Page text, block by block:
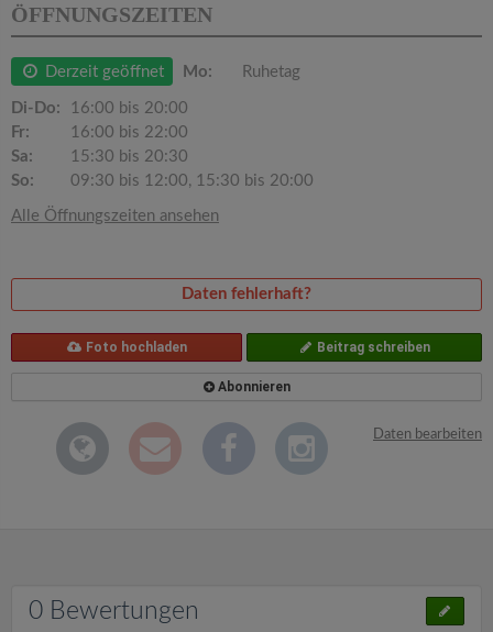
ÖFFNUNGSZEITEN
Derzeit geöffnet Mo: Ruhetag
Di-Do:
16:00 bis 20:00
Fr:
16:00 bis 22:00
Sa:
15:30 bis 20:30
So:
09:30 bis 12:00, 15:30 bis 20:00
Alle Öffnungszeiten ansehen
Daten fehlerhaft?
Foto hochladen Beitrag schreiben
Abonnieren
Daten bearbeiten
0 Bewertungen
a
t